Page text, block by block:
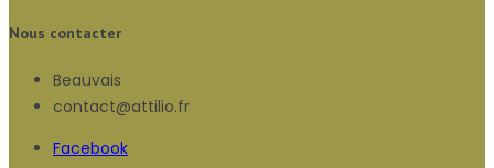
Nous contacter
Beauvais
contact@attilio.fr
Facebook